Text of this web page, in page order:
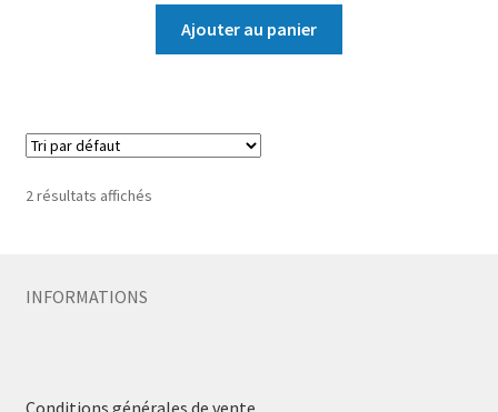
Ajouter au panier
2 résultats affichés
INFORMATIONS